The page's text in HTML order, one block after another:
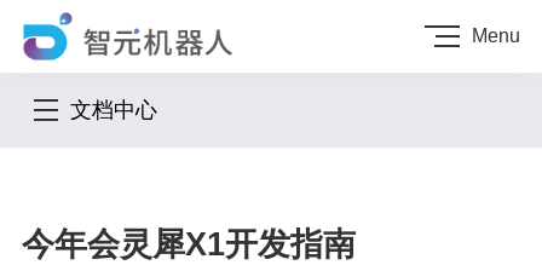
Menu
文档中心
今年会灵犀X1开发指南